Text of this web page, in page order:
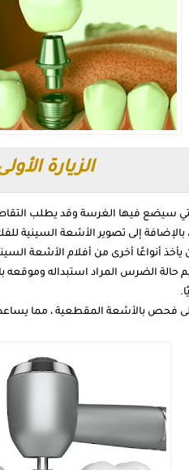
الزيارة
سيضع فيها الغرسة وقد يطلب
إلى تصوير الأشعة السينية
أنواعًا أخرى من أفلام الأشعة
حالة الضرس المراد استبداله
فحص بالأشعة المقطعية ، مما